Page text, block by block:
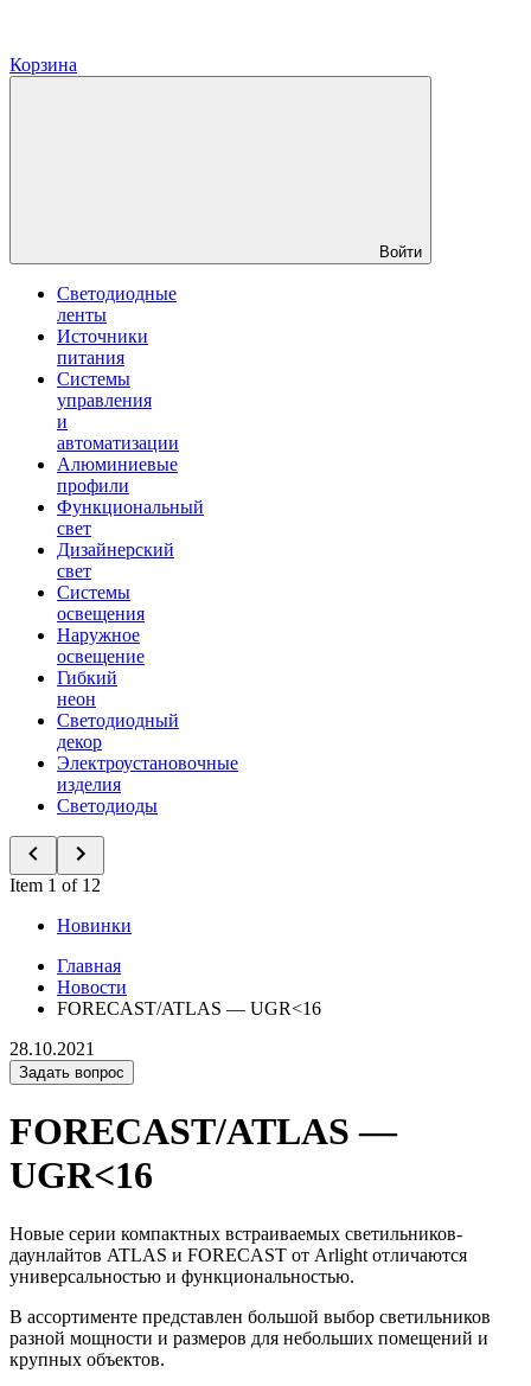
Корзина
Войти
Светодиодные
ленты
Источники
питания
Системы
управления
и
автоматизации
Алюминиевые
профили
Функциональный
свет
Дизайнерский
свет
Системы
освещения
Наружное
освещение
Гибкий
неон
Светодиодный
декор
Электроустановочные
изделия
Светодиоды
Item 1 of 12
Новинки
Главная
Новости
FORECAST/ATLAS — UGR<16
28.10.2021
Задать вопрос
FORECAST/ATLAS —
UGR<16
Новые серии компактных встраиваемых светильников-
даунлайтов ATLAS и FORECAST от Arlight отличаются
универсальностью и функциональностью.
В ассортименте представлен большой выбор светильников
разной мощности и размеров для небольших помещений и
крупных объектов.